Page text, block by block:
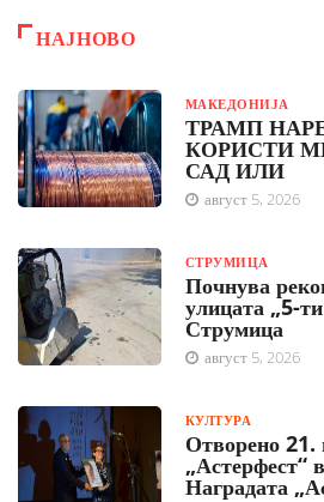
НАЈНОВО
МАКЕДОНИЈА
ТРАМП
КОРИСТИ
САД ИЛИ
август 5, 2026
СТРУМИЦА
Почнува
улицата „5-
Струмица
август 5, 2026
КУЛТУРА
Отворено 21.
„Астерфест“
Наградата